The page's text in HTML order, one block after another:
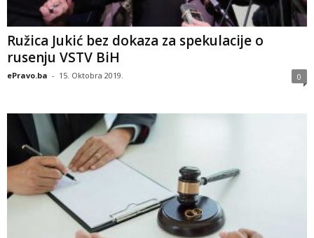
Ružica Jukić bez dokaza za spekulacije o
rusenju VSTV BiH
ePravo.ba - 15. Oktobra 2019. 0